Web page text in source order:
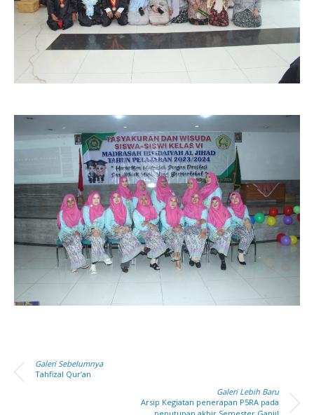
Galeri Sebelumnya
Tahfizal Qur’an
Galeri Lebih Baru
Arsip Kegiatan penerapan P5RA pada